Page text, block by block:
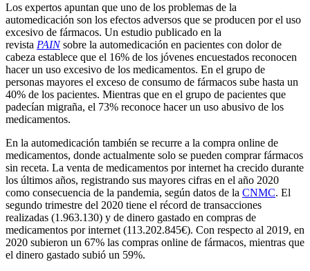
Los expertos apuntan que uno de los problemas de la
automedicación son los efectos adversos que se producen por el uso
excesivo de fármacos. Un estudio publicado en la
revista PAINsobre la automedicación en pacientes con dolor de
cabeza establece que el 16% de los jóvenes encuestados reconocen
hacer un uso excesivo de los medicamentos. En el grupo de
personas mayores el exceso de consumo de fármacos sube hasta un
40% de los pacientes. Mientras que en el grupo de pacientes que
padecían migraña, el 73% reconoce hacer un uso abusivo de los
medicamentos.
En la automedicación también se recurre a la compra online de
medicamentos, donde actualmente solo se pueden comprar fármacos
sin receta. La venta de medicamentos por internet ha crecido durante
los últimos años, registrando sus mayores cifras en el año 2020
como consecuencia de la pandemia, según datos de la CNMC. El
segundo trimestre del 2020 tiene el récord de transacciones
realizadas (1.963.130) y de dinero gastado en compras de
medicamentos por internet (113.202.845€). Con respecto al 2019, en
2020 subieron un 67% las compras online de fármacos, mientras que
el dinero gastado subió un 59%.